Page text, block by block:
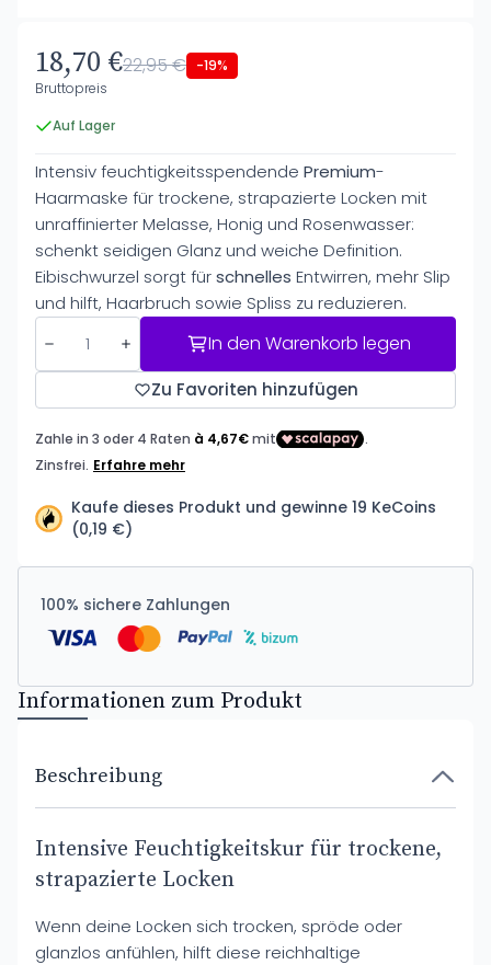
18,70 €22,95 € -19%
Bruttopreis
Auf Lager
Intensiv feuchtigkeitsspendende Premium-
Haarmaske für trockene, strapazierte Locken mit
unraffinierter Melasse, Honig und Rosenwasser:
schenkt seidigen Glanz und weiche Definition.
Eibischwurzel sorgt fürschnelles Entwirren, mehr Slip
und hilft, Haarbruch sowie Spliss zu reduzieren.
In den Warenkorb legen
Zu Favoriten hinzufügen
Kaufe dieses Produkt und gewinne 19 KeCoins
(0,19 €)
100% sichere Zahlungen
Informationen zum Produkt
Beschreibung
Intensive Feuchtigkeitskur für trockene,
strapazierte Locken
Wenn deine Locken sich trocken, spröde oder
glanzlos anfühlen, hilft diese reichhaltige